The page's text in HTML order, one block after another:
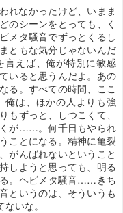
なかったけど、いまま
のシーンをとっても、く
メタ騒音でずっとくるし
ともな気分じゃないんだ
言えば、俺が特別に敏感
いると思うんだよ。あの
る。すべての時間、ここ
俺は、ほかの人よりも強
もずっと、しつこくて、
が……。何千日もやられ
ことになる。精神に亀裂
がんばれないということ
しようと思っても、明る
。ヘビメタ騒音……きち
というのは、そういうも
いな。